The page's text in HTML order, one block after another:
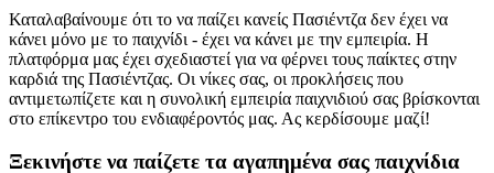
Καταλαβαίνουμε ότι το να παίζει κανείς Πασιέντζα δεν έχει να
κάνει μόνο με το παιχνίδι - έχει να κάνει με την εμπειρία. Η
πλατφόρμα μας έχει σχεδιαστεί για να φέρνει τους παίκτες στην
καρδιά της Πασιέντζας. Οι νίκες σας, οι προκλήσεις που
αντιμετωπίζετε και η συνολική εμπειρία παιχνιδιού σας βρίσκονται
στο επίκεντρο του ενδιαφέροντός μας. Ας κερδίσουμε μαζί!
Ξεκινήστε να παίζετε τα αγαπημένα σας παιχνίδια